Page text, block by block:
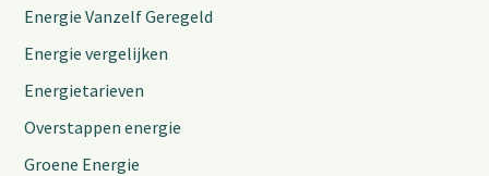
Energie Vanzelf Geregeld
Energie vergelijken
Energietarieven
Overstappen energie
Groene Energie